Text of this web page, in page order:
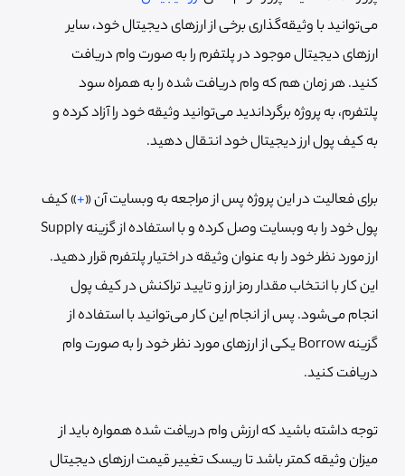
می‌توانید با وثیقه‌گذاری برخی از ارزهای دیجیتال خود، سایر
ارزهای دیجیتال موجود در پلتفرم را به صورت وام دریافت
کنید. هر زمان هم که وام دریافت شده را به همراه سود
پلتفرم، به پروژه برگرداندید می‌توانید وثیقه خود را آزاد کرده و
به کیف پول ارز دیجیتال خود انتقال دهید.
برای فعالیت در این پروژه پس از مراجعه به وبسایت آن «+» کیف
پول خود را به وبسایت وصل کرده و با استفاده از گزینه Supply
ارز مورد نظر خود را به عنوان وثیقه در اختیار پلتفرم قرار دهید.
این کار با انتخاب مقدار رمز ارز و تایید تراکنش در کیف پول
انجام می‌شود. پس از انجام این کار می‌توانید با استفاده از
گزینه Borrow یکی از ارزهای مورد نظر خود را به صورت وام
دریافت کنید.
توجه داشته باشید که ارزش وام دریافت شده همواره باید از
میزان وثیقه کمتر باشد تا ریسک تغییر قیمت ارزهای دیجیتال